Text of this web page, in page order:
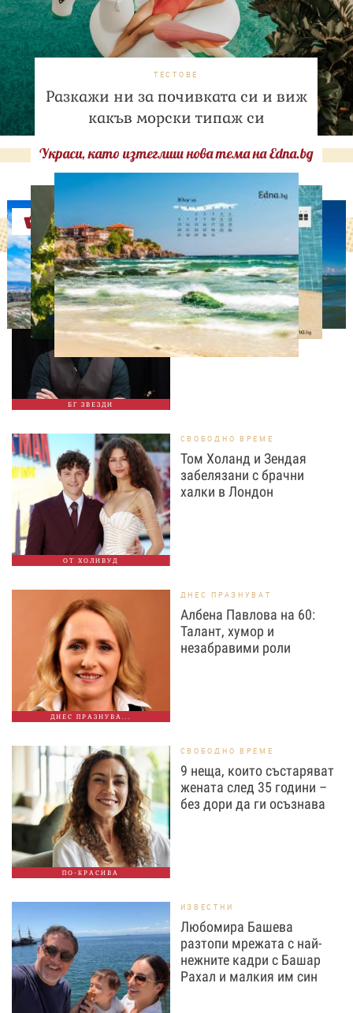
ТЕСТОВЕ
Разкажи ни за почивката си и виж
какъв морски типаж си
Украси, като изтеглиш нова тема на Edna.bg
Оферти
БГ ЗВЕЗДИ
ИЗВЕСТНИ
Така ли го правиш, тате?“
Дъщерята на Орлин
Павлов го имитира
ОТ ХОЛИВУД
СВОБОДНО ВРЕМЕ
Том Холанд и Зендая
забелязани с брачни
халки в Лондон
ДНЕС ПРАЗНУВА...
ДНЕС ПРАЗНУВАТ
Албена Павлова на 60:
Талант, хумор и
незабравими роли
ПО-КРАСИВА
СВОБОДНО ВРЕМЕ
9 неща, които състаряват
жената след 35 години –
без дори да ги осъзнава
ИЗВЕСТНИ
Любомира Башева
разтопи мрежата с най-
нежните кадри с Башар
Рахал и малкия им син